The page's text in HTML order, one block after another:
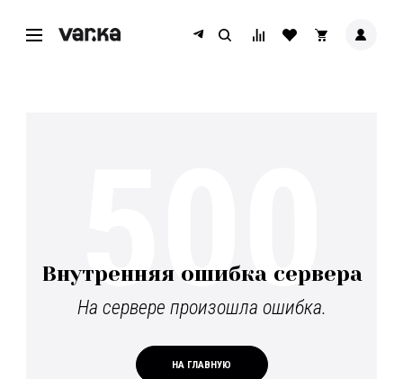
Внутренняя ошибка сервера
На сервере произошла ошибка.
НА ГЛАВНУЮ
500